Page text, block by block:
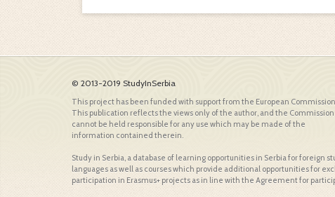
© 2013-2019 StudyInSerbia
This project has been funded with support from the European
This publication reflects the views only of the author, and the Commission
cannot be held responsible for any use which may be made of the
information contained therein.
Study in Serbia, a database of learning opportunities in Serbia for
languages as well as courses which provide additional opportunities for
participation in Erasmus+ projects as in line with the Agreement for